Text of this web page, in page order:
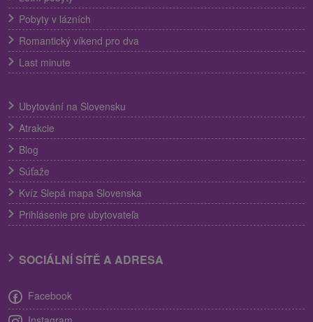
Pobyty v lázních
Romantický víkend pro dva
Last minute
Ubytování na Slovensku
Atrakcie
Blog
Súťaže
Kvíz Slepá mapa Slovenska
Prihlásenie pre ubytovateľa
SOCIÁLNÍ SÍTĚ A ADRESA
Facebook